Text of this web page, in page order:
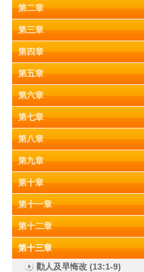
第二章
第三章
第四章
第五章
第六章
第七章
第八章
第九章
第十章
第十一章
第十二章
第十三章
勸人及早悔改 (13:1-9)